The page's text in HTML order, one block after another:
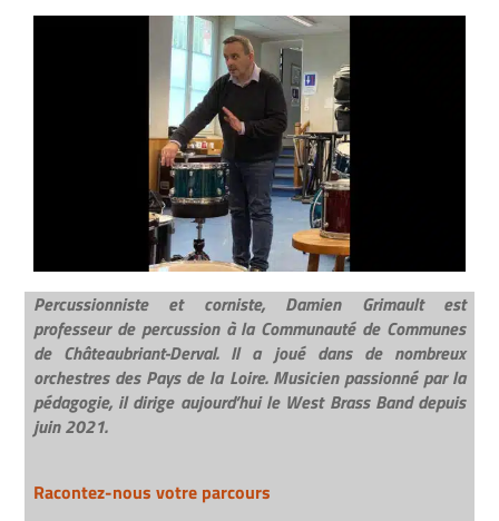
Percussionniste et corniste, Damien Grimault est
professeur de percussion à la Communauté de Communes
de Châteaubriant-Derval. Il a joué dans de nombreux
orchestres des Pays de la Loire. Musicien passionné par la
pédagogie, il dirige aujourd’hui le West Brass Band depuis
juin 2021.
Racontez-nous votre parcours